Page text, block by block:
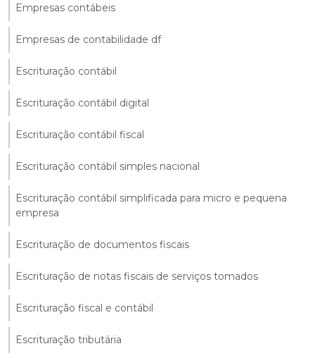
Empresas contábeis
Empresas de contabilidade df
Escrituração contábil
Escrituração contábil digital
Escrituração contábil fiscal
Escrituração contábil simples nacional
Escrituração contábil simplificada para micro e pequena
empresa
Escrituração de documentos fiscais
Escrituração de notas fiscais de serviços tomados
Escrituração fiscal e contábil
Escrituração tributária